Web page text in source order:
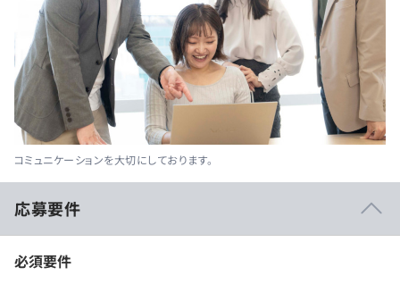
コミュニケーションを大切にしております。
応募要件
必須要件